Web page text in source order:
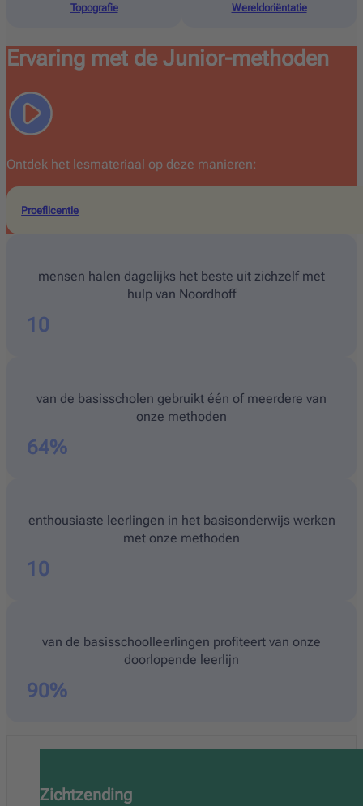
Topografie Wereldoriëntatie
Ervaring met de Junior-methoden
Ontdek het lesmateriaal op deze manieren:
Proeflicentie
mensen halen dagelijks het beste uit zichzelf met
hulp van Noordhoff
10
van de basisscholen gebruikt één of meerdere van
onze methoden
64%
enthousiaste leerlingen in het basisonderwijs werken
met onze methoden
10
van de basisschoolleerlingen profiteert van onze
doorlopende leerlijn
90%
Zichtzending